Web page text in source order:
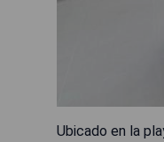
Ubicado en la